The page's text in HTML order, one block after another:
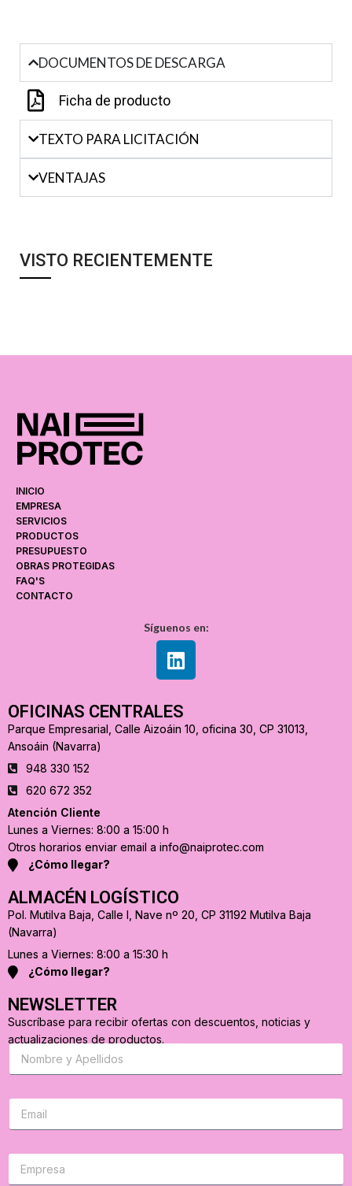
DOCUMENTOS DE DESCARGA
Ficha de producto
TEXTO PARA LICITACIÓN
VENTAJAS
VISTO RECIENTEMENTE
INICIO
EMPRESA
SERVICIOS
PRODUCTOS
PRESUPUESTO
OBRAS PROTEGIDAS
FAQ'S
CONTACTO
Síguenos en:
OFICINAS CENTRALES
Parque Empresarial, Calle Aizoáin 10, oficina 30, CP 31013,
Ansoáin (Navarra)
948 330 152
620 672 352
Atención Cliente
Lunes a Viernes: 8:00 a 15:00 h
Otros horarios enviar email a info@naiprotec.com
¿Cómo llegar?
ALMACÉN LOGÍSTICO
Pol. Mutilva Baja, Calle I, Nave nº 20, CP 31192 Mutilva Baja
(Navarra)
Lunes a Viernes: 8:00 a 15:30 h
¿Cómo llegar?
NEWSLETTER
Suscríbase para recibir ofertas con descuentos, noticias y
actualizaciones de productos.
S
s
r
b
s
p
C
r
e